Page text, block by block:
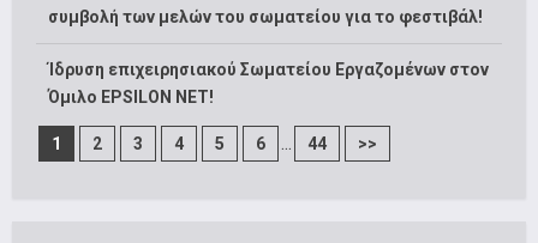
συμβολή των μελών του σωματείου για το φεστιβάλ!
Ίδρυση επιχειρησιακού Σωματείου Εργαζομένων στον
Όμιλο EPSILON NET!
1 2 3 4 5 6 44 >>